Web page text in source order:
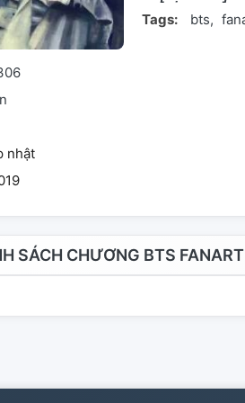
nhật
Tags: bts
SÁCH CHƯƠNG BTS FANART